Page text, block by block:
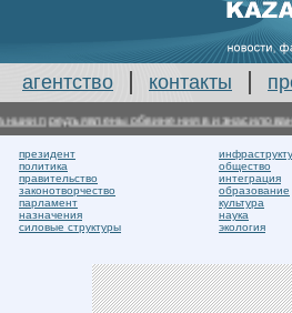
агентство контакты
предъявлены обвинения в изнасиловании
президент
политика
правительство
законотворчество
парламент
назначения
силовые структуры
общество
интеграция
образование
культура
наука
экология